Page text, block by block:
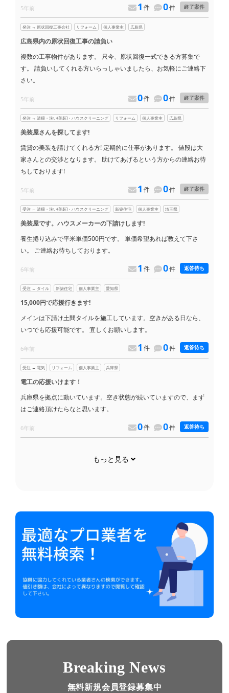
5年前 終了案件
1 件 0件
発注 → 原状回復工事会社 リフォーム 個人事業主 広島県
広島県内の原状回復工事の請負い
複数の工事物件があります。 只今、原状回復一式できる方募集で
す。 請負いしてくれる方いらっしゃいましたら、お気軽にご連絡下
さい。
5年前 終了案件
0件 0件
発注 → 清掃・洗い(美装)・ハウスクリーニング リフォーム 個人事業主 広島県
美装屋さんを探してます!
賃貸の美装を請けてくれる方! 定期的に仕事があります。 値段は大
家さんとの交渉となります。 助けてあげるという方からの連絡お待
ちしております!
5年前 終了案件
1 件 0件
受注 ← 清掃・洗い(美装)・ハウスクリーニング 新築住宅 個人事業主 埼玉県
美装屋です。ハウスメーカーの下請けします!
養生捲り込みで平米単価500円です。 単価希望あれば教えて下さ
い。 ご連絡お待ちしております。
6年前 返答待ち
1 件 0件
受注 ← タイル 新築住宅 個人事業主 愛知県
15,000円で応援行きます!
メインは下請け土間タイルを施工しています。空きがある日なら、
いつでも応援可能です。 宜しくお願いします。
6年前 返答待ち
1 件 0件
受注 ← 電気 リフォーム 個人事業主 兵庫県
電工の応援いけます！
兵庫県を拠点に動いています。空き状態が続いていますので、まず
はご連絡頂けたらなと思います。
6年前 返答待ち
0件 0件
もっと見る
Breaking News
無料新規会員登録募集中